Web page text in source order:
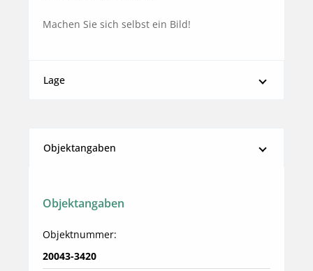
Machen Sie sich selbst ein Bild!
Lage
Objektangaben
Objektangaben
Objektnummer:
20043-3420